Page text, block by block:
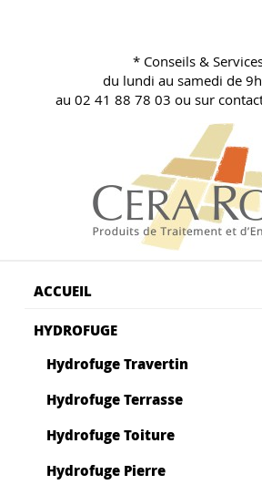
* Conseils &
du lundi au samedi de
au 02 41 88 78 03 ou sur
ACCUEIL
HYDROFUGE
Hydrofuge Travertin
Hydrofuge Terrasse
Hydrofuge Toiture
Hydrofuge Pierre